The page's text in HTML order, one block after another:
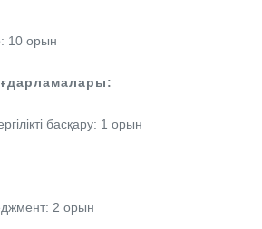
10 орын
басқару: 1 орын
2 орын